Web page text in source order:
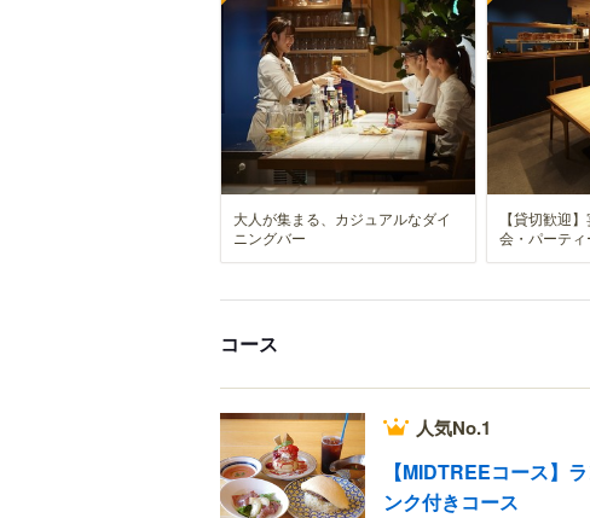
大人が集まる、カジュアルなダイ
ニングバー
【貸切歓迎
会・パーティ
コース
人気No.1
【MIDTREEコース】
ンク付きコース